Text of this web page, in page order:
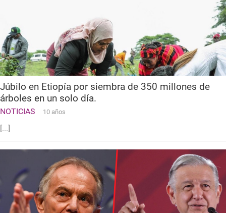
Júbilo en Etiopía por siembra de 350 millones de
árboles en un solo día.
NOTICIAS 10 años
[...]